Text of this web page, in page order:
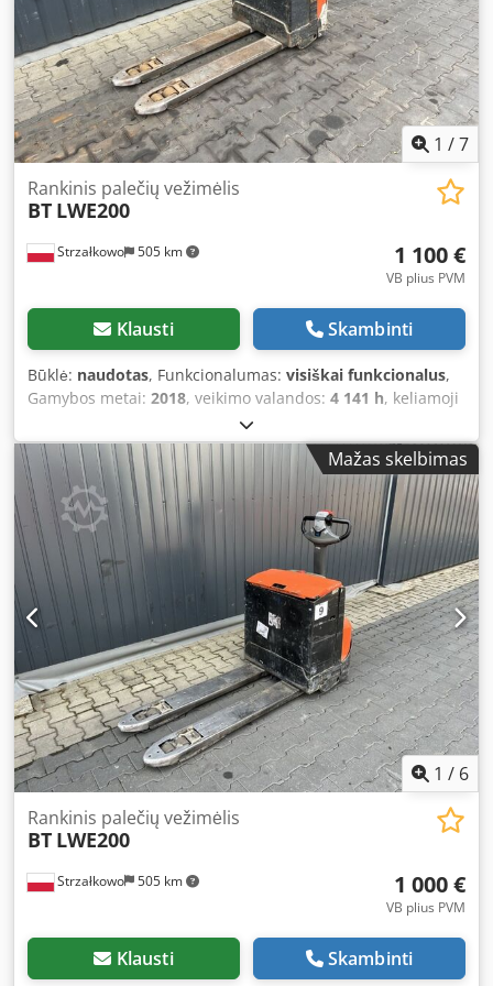
1 /7
Strzałkowo 505 km
Rankinis palečių vežimėlis
BT LWE200
1 100 €
VB plius PVM
Klausti Skambinti
Būklė: naudotas, Funkcionalumas: visiškai funkcionalus,
Gamybos metai: 2018, veikimo valandos: 4 141 h, keliamoji
elektrinis
Elektro, Žemo kėlimo vežimėlis Dcedpfszf Tl Uex Ac Dek
Būklė: Paruoštas naudojimui ir visiškai veikiantis Techninė
būklė: gera Akumuliatoriaus įtampa: 24V
Mažas skelbimas
1 / 6
Strzałkowo 505 km
Rankinis palečių vežimėlis
BT LWE200
1 000 €
VB plius PVM
Klausti Skambinti